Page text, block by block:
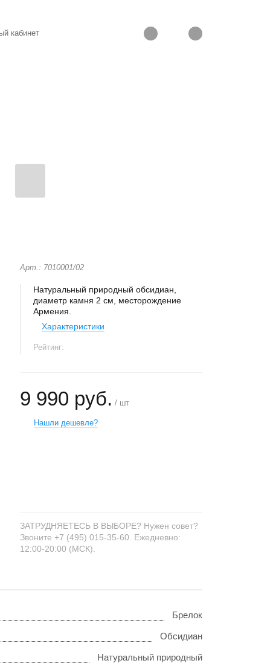
кабинет
Арт.: 7010001/02
Натуральный природный обсидиан,
диаметр камня 2 см, месторождение
Армения.
Характеристики
Рейтинг:
9 990 руб. / шт
Нашли дешевле?
ЗАТРУДНЯЕТЕСЬ В ВЫБОРЕ? Нужен совет?
Звоните +7 (495) 015-35-60. Ежедневно:
12:00-20:00 (МСК).
Брелок
Обсидиан
Натуральный природный